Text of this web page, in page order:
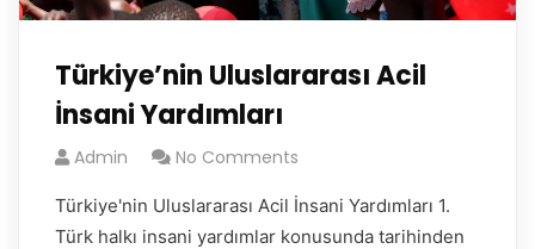
Türkiye’nin Uluslararası Acil
İnsani Yardımları
Admin No Comments
Türkiye'nin Uluslararası Acil İnsani Yardımları 1.
Türk halkı insani yardımlar konusunda tarihinden